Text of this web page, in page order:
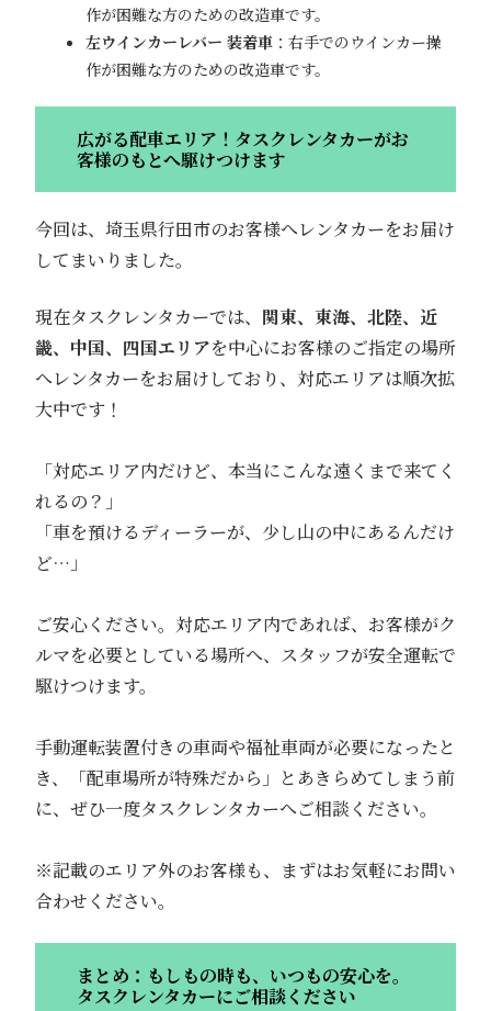
作が困難な方のための改造車です。
左ウインカーレバー 装着車：右手でのウインカー操
作が困難な方のための改造車です。
広がる配車エリア！タスクレンタカーがお
客様のもとへ駆けつけます
今回は、埼玉県行田市のお客様へレンタカーをお届け
してまいりました。
現在タスクレンタカーでは、 関東、東海、北陸、近
畿、中国、四国エリアを中心にお客様のご指定の場所
へレンタカーをお届けしており、対応エリアは順次拡
大中です！
「対応エリア内だけど、本当にこんな遠くまで来てく
れるの？」
「車を預けるディーラーが、少し山の中にあるんだけ
ど…」
ご安心ください。対応エリア内であれば、お客様がク
ルマを必要としている場所へ、スタッフが安全運転で
駆けつけます。
手動運転装置付きの車両や福祉車両が必要になったと
き、「配車場所が特殊だから」とあきらめてしまう前
に、ぜひ一度タスクレンタカーへご相談ください。
※記載のエリア外のお客様も、まずはお気軽にお問い
合わせください。
まとめ：もしもの時も、いつもの安心を。
タスクレンタカーにご相談ください